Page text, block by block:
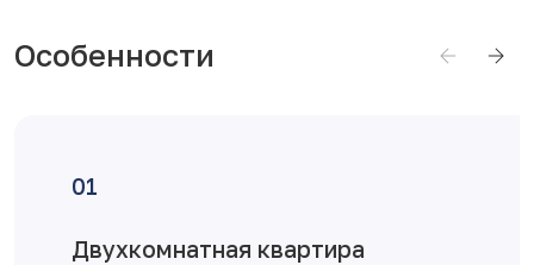
Особенности
Двухкомнатная квартира